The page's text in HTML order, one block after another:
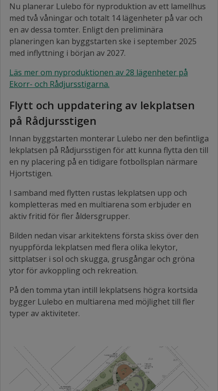
Nu planerar Lulebo för nyproduktion av ett lamellhus
med två våningar och totalt 14 lägenheter på var och
en av dessa tomter. Enligt den preliminära
planeringen kan byggstarten ske i september 2025
med inflyttning i början av 2027.
Läs mer om nyproduktionen av 28 lägenheter på
Ekorr- och Rådjursstigarna.
Flytt och uppdatering av lekplatsen
på Rådjursstigen
Innan byggstarten monterar Lulebo ner den befintliga
lekplatsen på Rådjursstigen för att kunna flytta den till
en ny placering på en tidigare fotbollsplan närmare
Hjortstigen.
I samband med flytten rustas lekplatsen upp och
kompletteras med en multiarena som erbjuder en
aktiv fritid för fler åldersgrupper.
Bilden nedan visar arkitektens första skiss över den
nyuppförda lekplatsen med flera olika lekytor,
sittplatser i sol och skugga, grusgångar och gröna
ytor för avkoppling och rekreation.
På den tomma ytan intill lekplatsens högra kortsida
bygger Lulebo en multiarena med möjlighet till fler
typer av aktiviteter.